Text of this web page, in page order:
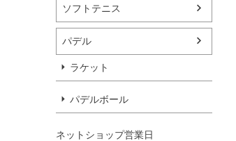
ソフトテニス
パデル
ラケット
パデルボール
ネットショップ営業日